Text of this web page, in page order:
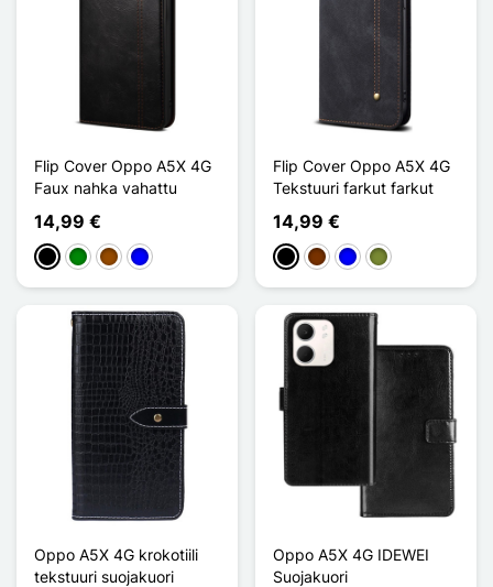
Flip Cover Oppo A5X 4G
Faux nahka vahattu
14,99 €
MustaVihreäRuskeaSininen
Flip Cover Oppo A5X 4G
Tekstuuri farkut farkut
14,99 €
MustaCaféSininen
Kaki
Oppo A5X 4G krokotiili
tekstuuri suojakuori
Oppo A5X 4G IDEWEI
Suojakuori